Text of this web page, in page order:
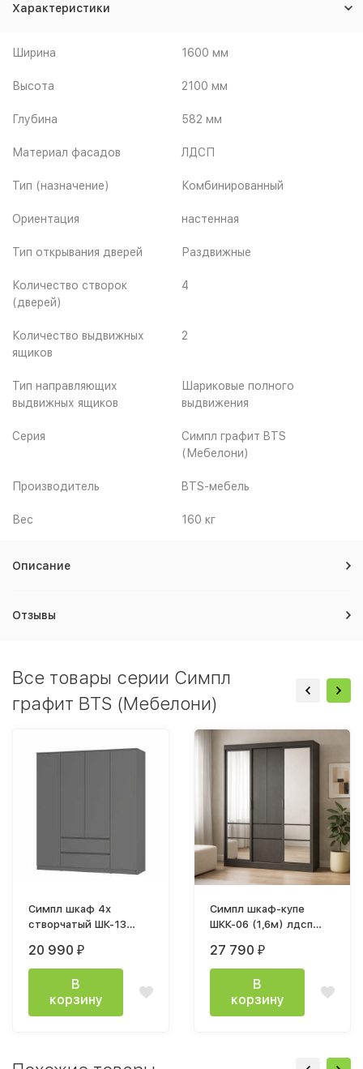
Характеристики
Ширина 1600 мм
Высота 2100 мм
Глубина 582 мм
Материал фасадов ЛДСП
Тип (назначение) Комбинированный
Ориентация настенная
Тип открывания дверей Раздвижные
Количество створок
(дверей)
4
Количество выдвижных
ящиков
2
Тип направляющих
выдвижных ящиков
Шариковые полного
выдвижения
Серия
Симпл графит BTS
(Мебелони)
Производитель BTS-мебель
Вес 160 кг
Описание
Отзывы
Все товары серии Симпл
графит BTS (Мебелони)
Симпл шкаф 4х
створчатый ШК-13
лдсп графит
20 990 ₽
В
корзину
Симпл шкаф-купе
ШКК-06 (1,6м) лдсп
27 790 ₽
В
корзину